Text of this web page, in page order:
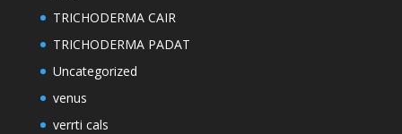
TRICHODERMA CAIR
TRICHODERMA PADAT
Uncategorized
venus
verrti cals